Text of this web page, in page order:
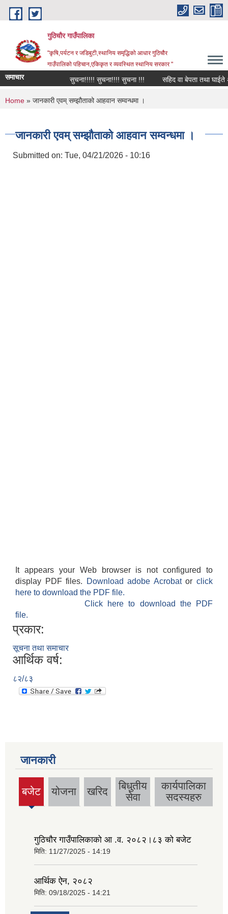
Skip to main content
गुठिचौर गाउँपालिका
"कृषि,पर्यटन र जडिबुटी,स्थानिय समृद्धिको आधार गुठिचौर
गाउँपालिको पहिचान,एकिकृत र व्यवस्थित स्थानिय सरकार "
समाचार सुचना!!!!! सुचना!!!! सुचना !!! सहिद वा बेपता तथा घाईते
You are here
Home » जानकारी एवम् सम्झौताको आहवान सम्वन्धमा ।
जानकारी एवम् सम्झौताको आहवान सम्वन्धमा ।
Submitted on: Tue, 04/21/2026 - 10:16
It appears your Web browser is not configured to
display PDF files.
Download adobe Acrobatorclick
here to download the PDF file.
Click here to download the PDF
file.
प्रकार:
सूचना तथा समाचार
आर्थिक वर्ष:
८२/८३
जानकारी
बजेट
(active
tab)
योजना खरिद
बिधुतीय
सेवा
कार्यपालिका
सदस्यहरु
गुठिचौर गाउँपालिकाको आ .व. २०८२।८३ को बजेट
मिति: 11/27/2025 - 14:19
आर्थिक ऐन, २०८२
मिति: 09/18/2025 - 14:21